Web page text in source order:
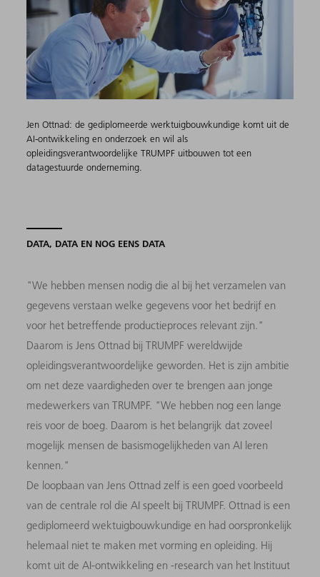
Jen Ottnad: de gediplomeerde werktuigbouwkundige komt uit de
AI-ontwikkeling en onderzoek en wil als
opleidingsverantwoordelijke TRUMPF uitbouwen tot een
datagestuurde onderneming.
DATA, DATA EN NOG EENS DATA
"We hebben mensen nodig die al bij het verzamelen van
gegevens verstaan welke gegevens voor het bedrijf en
voor het betreffende productieproces relevant zijn."
Daarom is Jens Ottnad bij TRUMPF wereldwijde
opleidingsverantwoordelijke geworden. Het is zijn ambitie
om net deze vaardigheden over te brengen aan jonge
medewerkers van TRUMPF. "We hebben nog een lange
reis voor de boeg. Daarom is het belangrijk dat zoveel
mogelijk mensen de basismogelijkheden van AI leren
kennen."
De loopbaan van Jens Ottnad zelf is een goed voorbeeld
van de centrale rol die AI speelt bij TRUMPF. Ottnad is een
gediplomeerd wektuigbouwkundige en had oorspronkelijk
helemaal niet te maken met vorming en opleiding. Hij
komt uit de AI-ontwikkeling en -research van het Instituut